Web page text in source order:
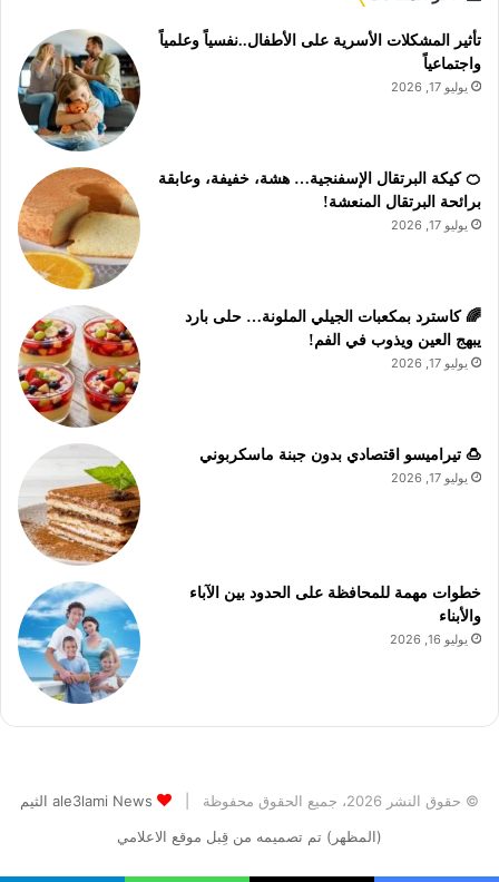
تأثير المشكلات الأسرية على الأطفال..نفسياً وعلمياً
واجتماعياً
يوليو 17, 2026
🍊 كيكة البرتقال الإسفنجية… هشة، خفيفة، وعابقة
برائحة البرتقال المنعشة!
يوليو 17, 2026
🌈 كاسترد بمكعبات الجيلي الملونة… حلى بارد
يبهج العين ويذوب في الفم!
يوليو 17, 2026
🍮 تيراميسو اقتصادي بدون جبنة ماسكربوني
يوليو 17, 2026
خطوات مهمة للمحافظة على الحدود بين الآباء
والأبناء
يوليو 16, 2026
© حقوق النشر 2026، جميع الحقوق محفوظة |
ale3lami News الثيم
(المظهر) تم تصميمه من قِبل موقع الاعلامي